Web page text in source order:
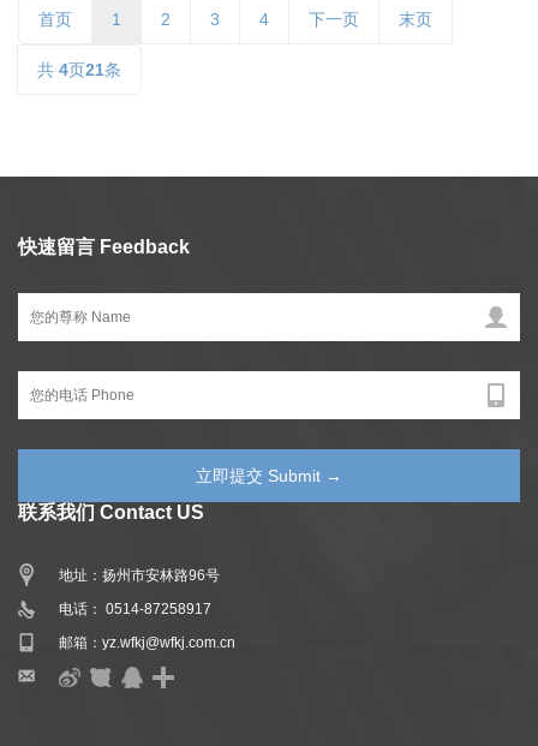
首页 1 2 3 4 下一页 末页
共 4页21条
快速留言 Feedback
联系我们 Contact US
地址：扬州市安林路96号
电话： 0514-87258917
邮箱：yz.wfkj@wfkj.com.cn